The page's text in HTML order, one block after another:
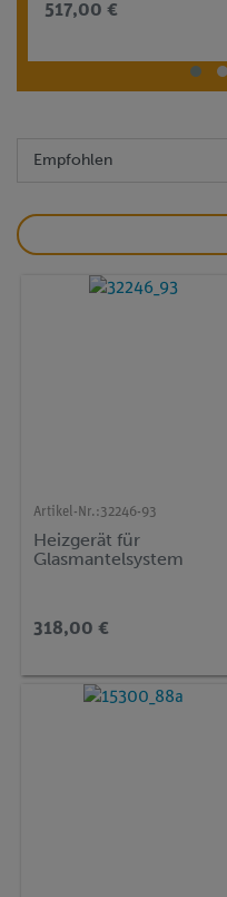
517,00 €
Artikel-Nr.:32246-93
Heizgerät für
Glasmantelsystem
318,00 €